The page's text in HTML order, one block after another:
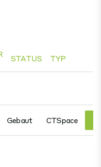
STATUS TYP
Gebaut CTSpace